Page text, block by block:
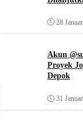
28
Akun
Proyek
Depok
31